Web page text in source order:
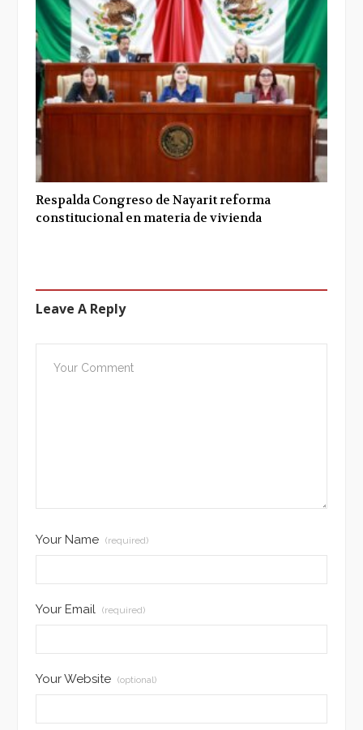
Respalda Congreso de Nayarit reforma
constitucional en materia de vivienda
Leave A Reply
Your Name (required)
Your Email (required)
Your Website (optional)